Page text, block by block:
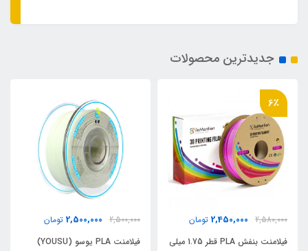
جدیدترین محصولات
6٪
2,580,000
2,450,000 تومان
فیلامنت بنفش PLA قطر 1.75 میلی
2,500,000
2,500,000 تومان
فیلامنت PLA یوسو (YOUSU)